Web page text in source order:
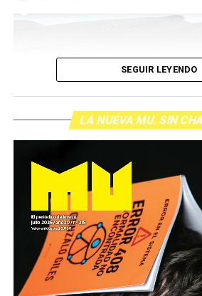
Proyecto Litio es una plataforma
que incluye un teaser de 22
de casi una hora de duración que
sobre las comunidades de la
Grandes y Laguna Guayatayoc,
maravillas naturales de
zona de sequía y uno de los
litio del mundo.
SEGUIR LEYENDO
LA NUEVA MU. SIN